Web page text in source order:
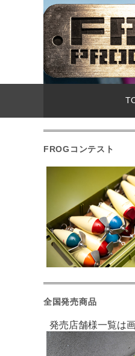
FROGコンテスト
全国発売商品
発売店舗様一覧は